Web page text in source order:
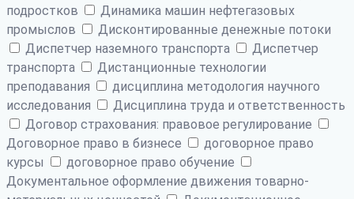
подростков
Динамика машин нефтегазовых
промыслов
Дисконтированные денежные потоки
Диспетчер наземного транспорта
Диспетчер
транспорта
Дистанционные технологии
преподавания
дисциплина методология научного
исследования
Дисциплина труда и ответственность
Договор страхования: правовое регулирование
Договорное право в бизнесе
договорное право
курсы
договорное право обучение
Документальное оформление движения товарно-